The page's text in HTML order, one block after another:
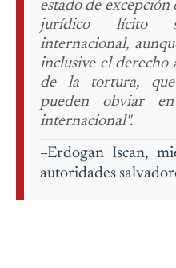
estado de excepción
jurídico lícito
internacional,
inclusive el
de la tortura, que
pueden obviar
internacional".
–Erdogan Iscan,
autoridades